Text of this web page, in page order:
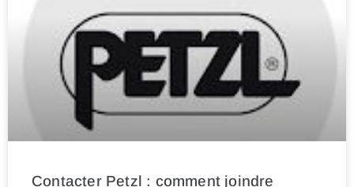
Contacter Petzl : comment joindre